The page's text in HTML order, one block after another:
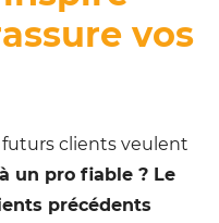
vos
clients veulent
un pro fiable ? Le
précédents